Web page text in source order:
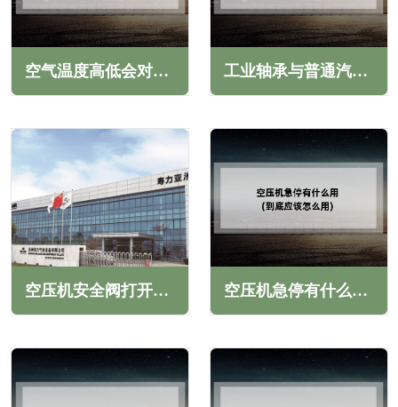
空气温度高低会对空压机造成什么影响(环境温度该有足够的重视) 工业轴承与普通汽车轴承的区别(什么是工业轴承)
空压机安全阀打开喷油是什么原因(常见原因汇总) 空压机急停有什么用(到底应该怎么用)